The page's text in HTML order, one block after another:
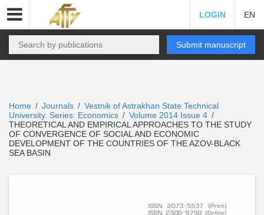
LOGIN EN
Submit manuscript
Home / Journals / Vestnik of Astrakhan State Technical
University. Series: Economics / Volume 2014 Issue 4 /
THEORETICAL AND EMPIRICAL APPROACHES TO THE STUDY
OF CONVERGENCE OF SOCIAL AND ECONOMIC
DEVELOPMENT OF THE COUNTRIES OF THE AZOV-BLACK
SEA BASIN